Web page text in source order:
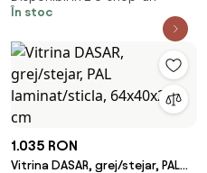
În stoc
1.035 RON
Vitrina DASAR, grej/stejar, PAL